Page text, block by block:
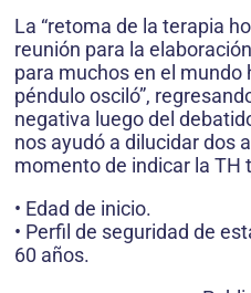
La “retoma de la terapia
reunión para la
para muchos en el mundo
péndulo osciló”,
negativa luego del
nos ayudó a dilucidar dos
momento de indicar la TH
• Edad de inicio.
• Perfil de seguridad de
60 años.